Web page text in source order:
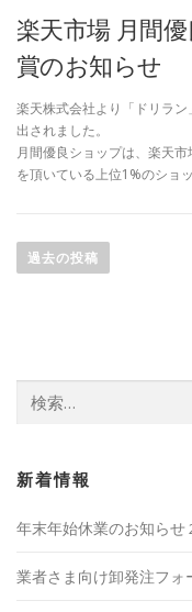
楽天市場 月間
賞のお知らせ
楽天株式会社より「ドリラ
出されました。
月間優良ショップは、楽天
を頂いている上位1%のショ
稿
シ
過去の投稿
索:
新着情報
年末年始休業のお知らせ
業者さま向け卸発注フォ